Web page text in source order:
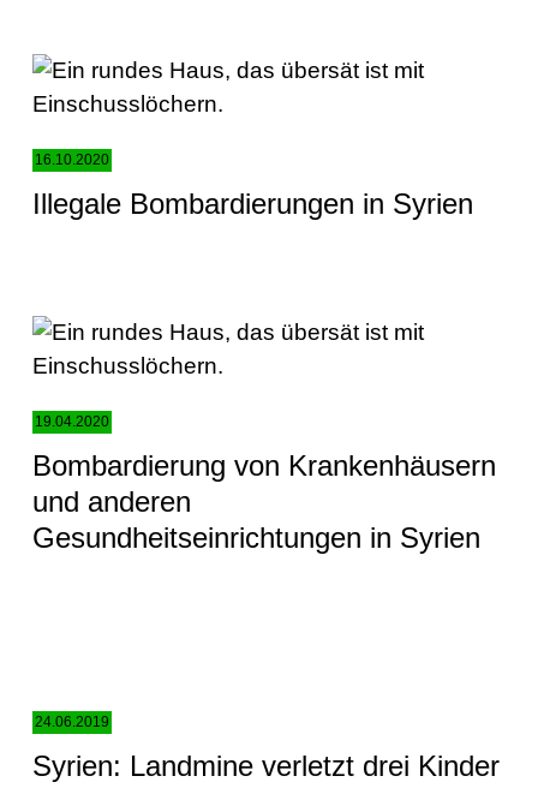
16.10.2020
Illegale Bombardierungen in Syrien
19.04.2020
Bombardierung von Krankenhäusern
und anderen
Gesundheitseinrichtungen in Syrien
24.06.2019
Syrien: Landmine verletzt drei Kinder